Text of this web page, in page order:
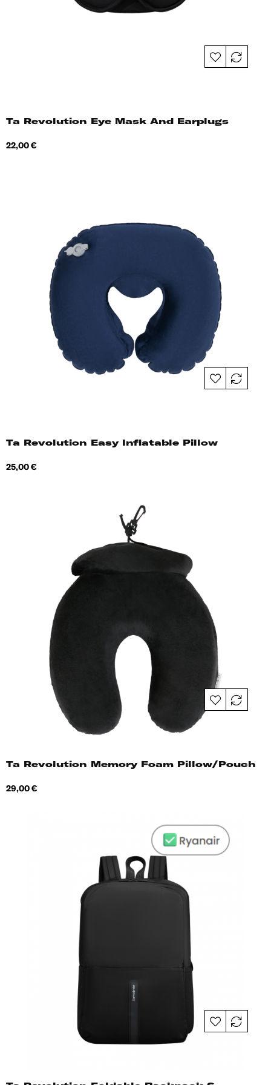
Ta Revolution Eye Mask And Earplugs
Hind
22,00 €
Ta Revolution Easy Inflatable Pillow
Hind
25,00 €
Ta Revolution Memory Foam Pillow/Pouch
Hind
29,00 €